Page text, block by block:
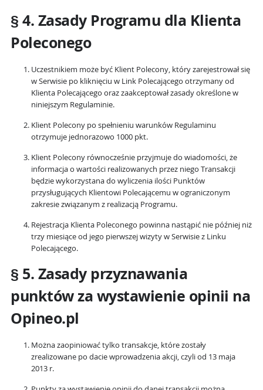
§ 4. Zasady Programu dla Klienta
Poleconego
Uczestnikiem może być Klient Polecony, który zarejestrował się
w Serwisie po kliknięciu w Link Polecającego otrzymany od
Klienta Polecającego oraz zaakceptował zasady określone w
niniejszym Regulaminie.
Klient Polecony po spełnieniu warunków Regulaminu
otrzymuje jednorazowo 1000 pkt.
Klient Polecony równocześnie przyjmuje do wiadomości, że
informacja o wartości realizowanych przez niego Transakcji
będzie wykorzystana do wyliczenia ilości Punktów
przysługujących Klientowi Polecającemu w ograniczonym
zakresie związanym z realizacją Programu.
Rejestracja Klienta Poleconego powinna nastąpić nie później niż
trzy miesiące od jego pierwszej wizyty w Serwisie z Linku
Polecającego.
§ 5. Zasady przyznawania
punktów za wystawienie opinii na
Opineo.pl
Można zaopiniować tylko transakcje, które zostały
zrealizowane po dacie wprowadzenia akcji, czyli od 13 maja
2013 r.